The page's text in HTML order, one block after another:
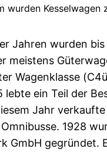
wurden
Jahren wurden
meistens
Wagenklasse
lebte ein Teil der
Jahr
Omnibusse. 1928
GmbH gegründet.